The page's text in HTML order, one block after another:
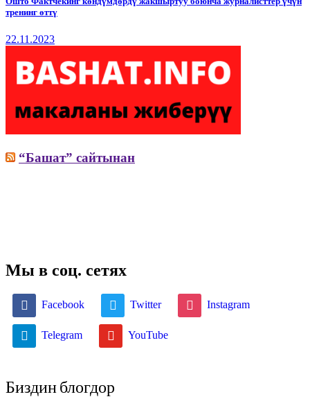
тренинг өттү
22.11.2023
“Башат” сайтынан
Мы в соц. сетях
Facebook Twitter Instagram
Telegram YouTube
Биздин блогдор